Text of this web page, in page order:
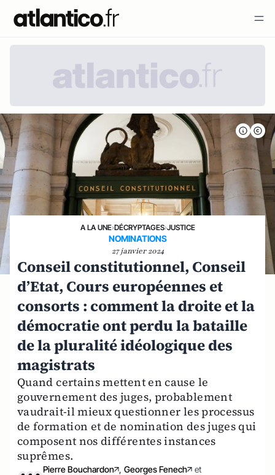
A LA UNE›DÉCRYPTAGES›JUSTICE
NOMINATIONS
27 janvier 2024
Conseil constitutionnel, Conseil
d’Etat, Cours européennes et
consorts : comment la droite et la
démocratie ont perdu la bataille
de la pluralité idéologique des
magistrats
Quand certains mettent en cause le
gouvernement des juges, probablement
vaudrait-il mieux questionner les processus
de formation et de nomination des juges qui
composent nos différentes instances
suprêmes.
Pierre Bouchardon , Georges Fenech
et